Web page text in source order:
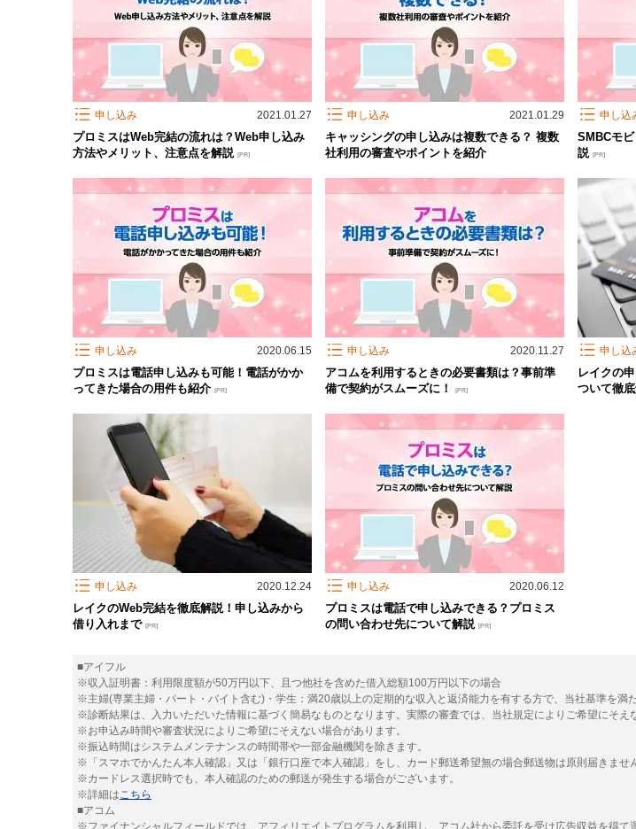
申し込み 2021.01.27
プロミスはWeb完結の流れは？Web申し込み
方法やメリット、注意点を解説
[PR]
申し込み 2021.01.29
キャッシングの申し込みは複数できる？ 複数
社利用の審査やポイントを紹介
申し込
SMBCモ
説
[PR]
申し込み 2020.06.15
プロミスは電話申し込みも可能！電話がかか
ってきた場合の用件も紹介
[PR]
申し込み 2020.11.27
アコムを利用するときの必要書類は？事前準
備で契約がスムーズに！
[PR]
申し込
レイクの
ついて徹
申し込み 2020.12.24
レイクのWeb完結を徹底解説！申し込みから
借り入れまで [PR]
申し込み 2020.06.12
プロミスは電話で申し込みできる？プロミス
の問い合わせ先について解説
[PR]
■アイフル
※収入証明書：利用限度額が50万円以下、且つ他社を含めた借入総額100万円以下の場合
※主婦(専業主婦・パート・バイト含む)・学生：満20歳以上の定期的な収入と返済能力を有する方で、当社基準を満
※診断結果は、入力いただいた情報に基づく簡易なものとなります。実際の審査では、当社規定によりご希望にそえ
※お申込み時間や審査状況によりご希望にそえない場合があります。
※振込時間はシステムメンテナンスの時間帯や一部金融機関を除きます。
※「スマホでかんたん本人確認」又は「銀行口座で本人確認」をし、カード郵送希望無の場合郵送物は原則届きませ
※カードレス選択時でも、本人確認のための郵送が発生する場合がございます。
※詳細は こちら
■アコム
※ファイナンシャルフィールドでは、アフィリエイトプログラムを利用し、アコム社から委託を受け広告収益を得て